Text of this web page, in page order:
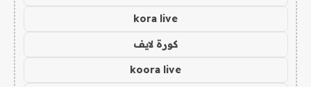
kora live
كورة لايف
koora live